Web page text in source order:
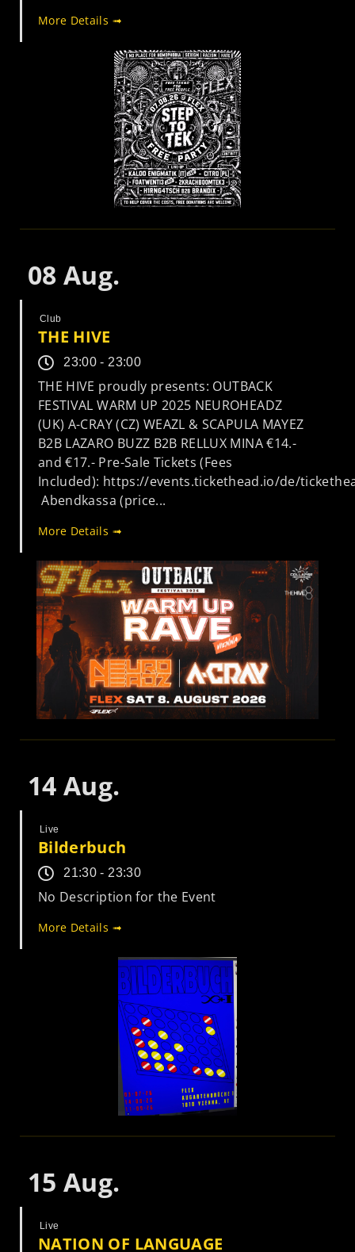
More Details ➟
08 Aug.
Club
THE HIVE
23:00 - 23:00
THE HIVE proudly presents: OUTBACK
FESTIVAL WARM UP 2025 NEUROHEADZ
(UK) A-CRAY (CZ) WEAZL & SCAPULA MAYEZ
B2B LAZARO BUZZ B2B RELLUX MINA €14.-
and €17.- Pre-Sale Tickets (Fees
Included): https://events.tickethead.io/de/
Abendkassa (price...
More Details ➟
14 Aug.
Live
Bilderbuch
21:30 - 23:30
No Description for the Event
More Details ➟
15 Aug.
Live
NATION OF LANGUAGE